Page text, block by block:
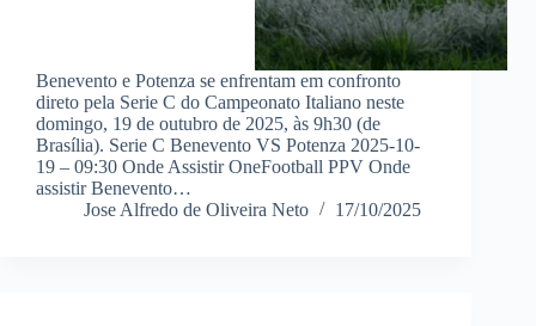
Benevento e Potenza se enfrentam em confronto
direto pela Serie C do Campeonato Italiano neste
domingo, 19 de outubro de 2025, às 9h30 (de
Brasília). Serie C Benevento VS Potenza 2025-10-
19 – 09:30 Onde Assistir OneFootball PPV Onde
assistir Benevento…
Jose Alfredo de Oliveira Neto
17/10/2025